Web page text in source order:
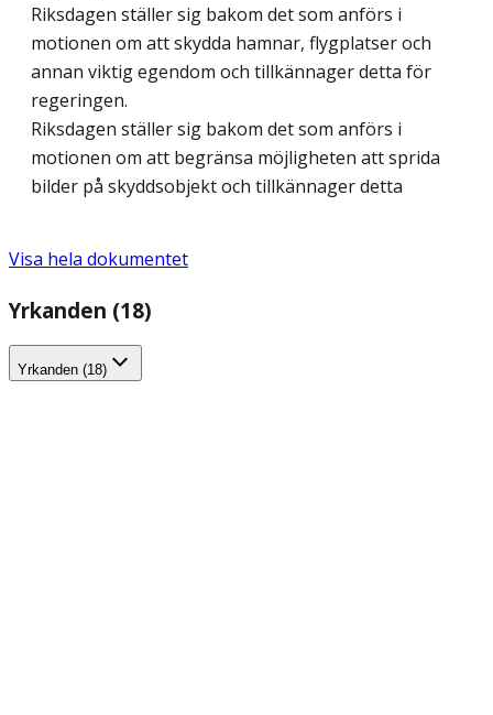
Riksdagen ställer sig bakom det som anförs i
motionen om att skydda hamnar, flygplatser och
annan viktig egendom och tillkännager detta för
regeringen.
Riksdagen ställer sig bakom det som anförs i
motionen om att begränsa möjligheten att sprida
bilder på skyddsobjekt och tillkännager detta
Visa hela dokumentet
Yrkanden (18)
Yrkanden (18)